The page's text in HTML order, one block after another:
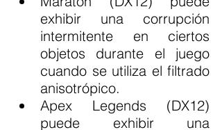
exhibir una corrupción
intermitente en ciertos
objetos durante el juego
cuando se utiliza el filtrado
anisotrópico.
Apex Legends (DX12)
puede exhibir una